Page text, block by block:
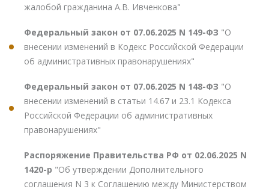
жалобой гражданина А.В. Ивченкова"
Федеральный закон от 07.06.2025 N 149-ФЗ "О
внесении изменений в Кодекс Российской Федерации
об административных правонарушениях"
Федеральный закон от 07.06.2025 N 148-ФЗ "О
внесении изменений в статьи 14.67 и 23.1 Кодекса
Российской Федерации об административных
правонарушениях"
Распоряжение Правительства РФ от 02.06.2025 N
1420-р "Об утверждении Дополнительного
соглашения N 3 к Соглашению между Министерством